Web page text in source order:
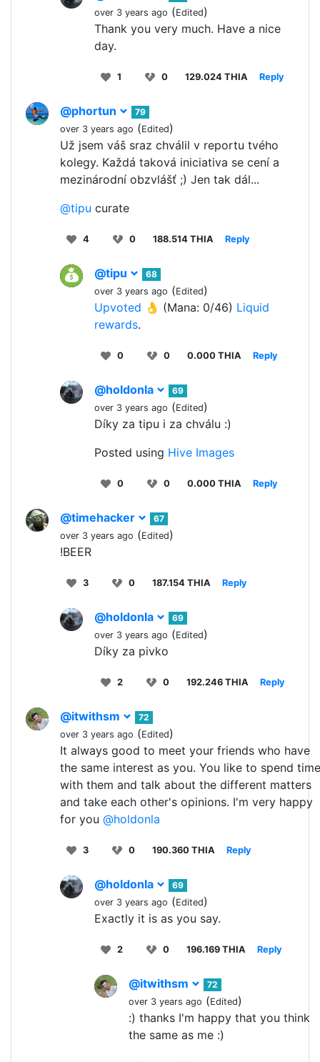
over 3 years ago (Edited)
Thank you very much. Have a nice
day.
1 0 129.024 THIA Reply
@phortun
79
over 3 years ago (Edited)
Už jsem váš sraz chválil v reportu tvého
kolegy. Každá taková iniciativa se cení a
mezinárodní obzvlášť ;) Jen tak dál...
@tipu curate
4 0 188.514 THIA Reply
@tipu
68
over 3 years ago (Edited)
Upvoted 👌 (Mana: 0/46) Liquid
rewards.
0 0 0.000 THIA Reply
@holdonla
69
over 3 years ago (Edited)
Díky za tipu i za chválu :)
Posted using Hive Images
0 0 0.000 THIA Reply
@timehacker
67
over 3 years ago (Edited)
!BEER
3 0 187.154 THIA Reply
@holdonla
69
over 3 years ago (Edited)
Díky za pivko
2 0 192.246 THIA Reply
@itwithsm
72
over 3 years ago (Edited)
It always good to meet your friends who have
the same interest as you. You like to spend time
with them and talk about the different matters
and take each other's opinions. I'm very happy
for you @holdonla
3 0 190.360 THIA Reply
@holdonla
69
over 3 years ago (Edited)
Exactly it is as you say.
2 0 196.169 THIA Reply
@itwithsm
72
over 3 years ago (Edited)
:) thanks I'm happy that you think
the same as me :)